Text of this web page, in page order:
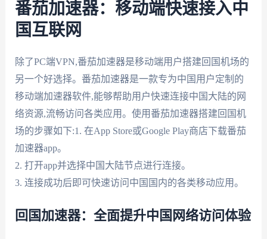
番茄加速器：移动端快速接入中
国互联网
除了PC端VPN,番茄加速器是移动端用户搭建回国机场的
另一个好选择。番茄加速器是一款专为中国用户定制的
移动端加速器软件,能够帮助用户快速连接中国大陆的网
络资源,流畅访问各类应用。使用番茄加速器搭建回国机
场的步骤如下:1. 在App Store或Google Play商店下载番茄
加速器app。
2. 打开app并选择中国大陆节点进行连接。
3. 连接成功后即可快速访问中国国内的各类移动应用。
回国加速器：全面提升中国网络访问体验